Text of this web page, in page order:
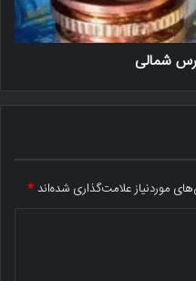
شمالی
موردنیاز علامت‌گذاری شده‌اند*